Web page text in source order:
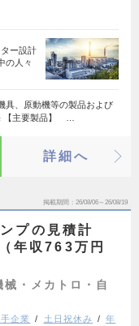
ー設計
の人々
、原動機等の製品および
【主要製品】 …
詳細へ
掲載期間 26/08/06～26/08/19
プの見積計
年収763万円
・メカトロ・自
企業 土日祝休み
年